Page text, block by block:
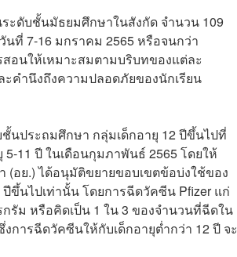
ะดับชั้นมัธยมศึกษาในสังกัด จำนวน 109
นที่ 7-16 มกราคม 2565 หรือจนกว่า
อนให้เหมาะสมตามบริบทของแต่ละ
คำนึงถึงความปลอดภัยของนักเรียน
นประถมศึกษา กลุ่มเด็กอายุ 12 ปีขึ้นไปที่
11 ปี ในเดือนกุมภาพันธ์ 2565 โดยให้
อย.) ได้อนุมัติขยายขอบเขตข้อบ่งใช้ของ
ขึ้นไปเท่านั้น โดยการฉีดวัคซีน Pfizer แก่
รัม หรือคิดเป็น 1 ใน 3 ของจำนวนที่ฉีดใน
การฉีดวัคซีนให้กับเด็กอายุต่ำกว่า 12 ปี จะ